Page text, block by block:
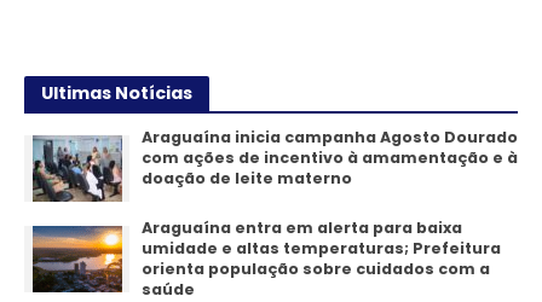
Ultimas Notícias
Araguaína inicia campanha Agosto Dourado
com ações de incentivo à amamentação e à
doação de leite materno
Araguaína entra em alerta para baixa
umidade e altas temperaturas; Prefeitura
orienta população sobre cuidados com a
saúde